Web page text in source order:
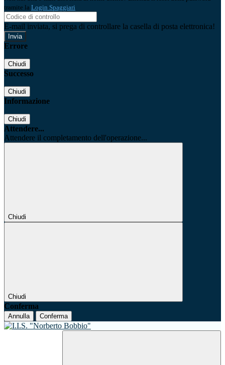
tramite la Login Spaggiari
E-mail inviata, si prega di controllare la casella di posta elettronica!
Errore
Chiudi
Successo
Chiudi
Informazione
Chiudi
Attendere...
Attendere il completamento dell'operazione...
Chiudi
Chiudi
Conferma
Annulla Conferma